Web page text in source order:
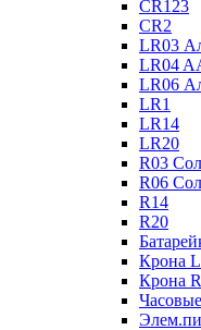
CR123
CR2
LR03
LR04
LR06
LR1
LR14
LR20
R03
R06
R14
R20
Крона
Крона